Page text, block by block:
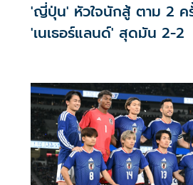
'ญี่ปุ่น' หัวใจนักสู้ ตาม 2 ค
'เนเธอร์แลนด์' สุดมัน 2-2